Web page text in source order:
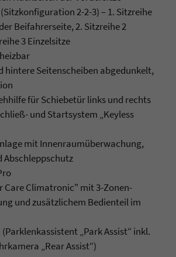
2-2-3) – 1. Sitzreihe
Beifahrerseite, 2. Sitzreihe 2
3 Einzelsitze
hintere Seitenscheiben abgedunkelt,
für Schiebetür links und rechts
und Startsystem „Keyless
mit Innenraumüberwachung,
Abschleppschutz
Care Climatronic" mit 3-Zonen-
und zusätzlichem Bedienteil im
„Park Assist“ inkl.
„Rear Assist“)